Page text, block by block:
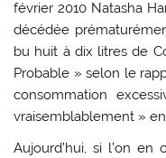
février 2010 Natasha
décédée
bu huit à dix litres de
Probable » selon le
consommation
vraisemblablement »
Aujourd’hui, si l’on